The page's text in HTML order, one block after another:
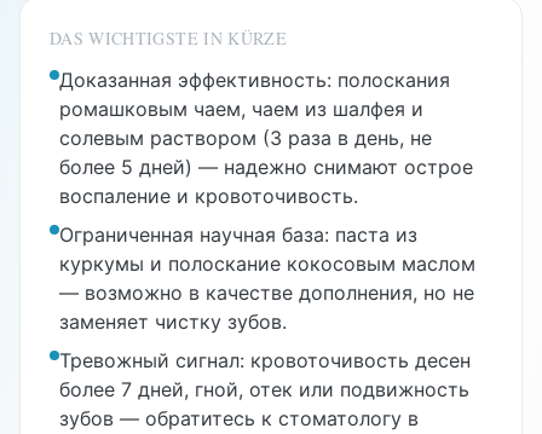
DAS WICHTIGSTE IN KÜRZE
Доказанная эффективность: полоскания
ромашковым чаем, чаем из шалфея и
солевым раствором (3 раза в день, не
более 5 дней) — надежно снимают острое
воспаление и кровоточивость.
Ограниченная научная база: паста из
куркумы и полоскание кокосовым маслом
— возможно в качестве дополнения, но не
заменяет чистку зубов.
Тревожный сигнал: кровоточивость десен
более 7 дней, гной, отек или подвижность
зубов — обратитесь к стоматологу в